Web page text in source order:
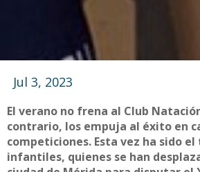
Jul 3, 2023
El verano no frena al Club
contrario, los empuja al éxito en
competiciones. Esta vez ha sido
infantiles, quienes se han